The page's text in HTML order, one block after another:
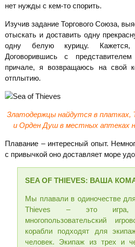
нет нужды с кем-то спорить.
Изучив задание Торгового Союза,
отыскать и доставить одну
одну белую курицу. Кажется,
Договорившись с
причале, я возвращаюсь на свой
отплытию.
Златодержцы найдутся в платках,
и Орден Душ в местных аптеках
Плавание – интересный опыт.
с привычкой оно доставляет море
SEA OF THIEVES: ВАША
Мы плавали в одиночестве
Thieves – это игра,
многопользовательский
корабли подходят для
человек. Экипаж из трех и